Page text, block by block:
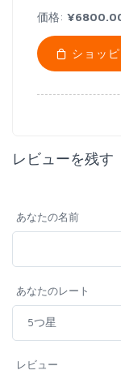
価格:
ショッ
レビューを残す
あなたの名前
あなたのレート
レビュー